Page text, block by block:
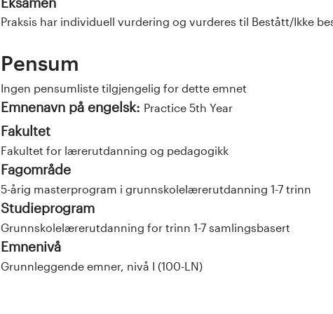
Praksis har individuell vurdering og vurderes til Bestått/Ikke
Pensum
Ingen pensumliste tilgjengelig for dette emnet
Emnenavn på engelsk: Practice 5th Year
Fakultet
Fakultet for lærerutdanning og pedagogikk
Fagområde
5-årig masterprogram i grunnskolelærerutdanning 1-7 trinn
Studieprogram
Grunnskolelærerutdanning for trinn 1-7 samlingsbasert
Emnenivå
Grunnleggende emner, nivå I (100-LN)